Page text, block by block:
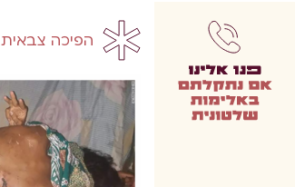
הפיכה צבאית